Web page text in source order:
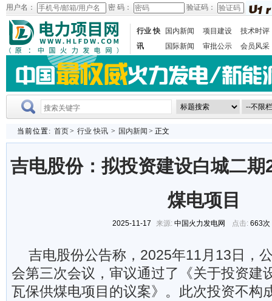
用户名： 密 码： 验证码：
行业 快
讯
国内新闻 项目建设
技术时评
国际新闻
审批公示 会员风采
当前位置: 首页> 行业 快讯 > 国内新闻 > 正文
吉电股份：拟投资建设白城二
煤电项目
2025-11-17 来源: 中国火力发电网 点击: 663次
吉电股份公告称，2025年11月13日，
会第三次会议，审议通过了《关于投资建
瓦保供煤电项目的议案》。此次投资不构